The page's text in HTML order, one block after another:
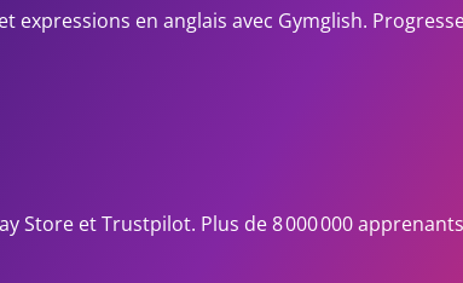
expressions en anglais avec Gymglish.
Store et Trustpilot. Plus de 8 000 000